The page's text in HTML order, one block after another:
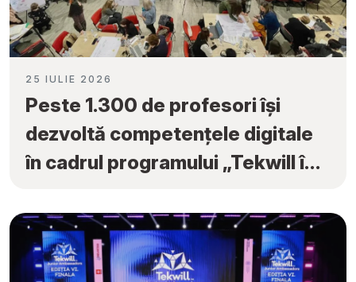
25 IULIE 2026
Peste 1.300 de profesori își
dezvoltă competențele digitale
în cadrul programului „Tekwill în